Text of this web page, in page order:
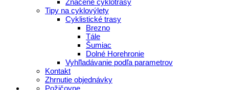
Tipy na cyklovýlety
Cyklistické trasy
Brezno
Tále
Šumiac
Dolné Horehronie
Vyhľladávanie podľa parametrov
Kontakt
Zhrnutie objednávky
Požičovne